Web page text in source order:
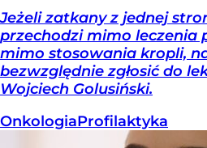
Jeżeli zatkany z jednej
przechodzi mimo leczenia
mimo stosowania kropli,
bezwzględnie zgłosić do
Wojciech Golusiński.
OnkologiaProfilaktyka